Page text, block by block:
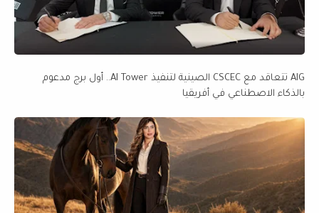
AIG تتعاقد مع CSCEC الصينية لتنفيذ AI Tower.. أول برج مدعوم
بالذكاء الاصطناعي في أفريقيا